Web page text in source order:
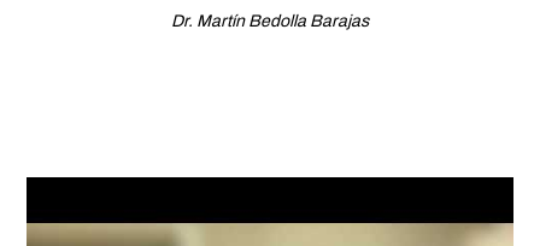
Dr. Martín Bedolla Barajas